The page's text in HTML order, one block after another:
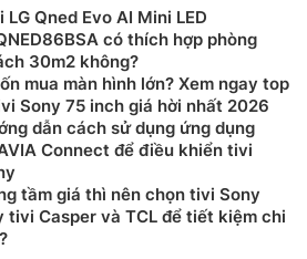
xác mà không cần đến tấm nền.
sản phẩm tivi Samsung OLED
viền mỏng giúp tạo cảm giác
hòa quyện với không gian sống
với công nghệ Neo QLED của
ở độ phân giải 4K hoặc 8K
LG Qned Evo AI Mini LED
có thích hợp phòng
30m2 không?
mua màn hình lớn? Xem ngay top
Sony 75 inch giá hời nhất 2026
dẫn cách sử dụng ứng dụng
Connect để điều khiển tivi
tầm giá thì nên chọn tivi Sony
tivi Casper và TCL để tiết kiệm chi